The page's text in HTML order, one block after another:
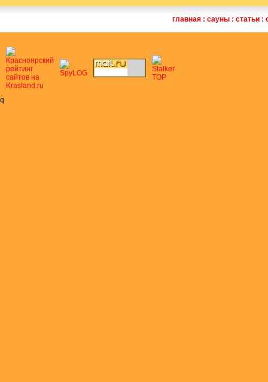
главная: сауны: статьи:
q